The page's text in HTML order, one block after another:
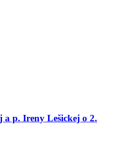
a p. Ireny Lešickej o 2.